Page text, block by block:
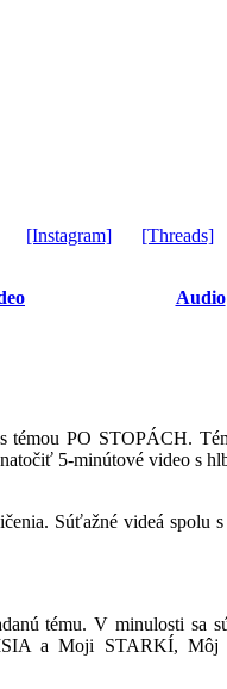
[Instagram] [Threads]
Audio
PO STOPÁCH.
5-minútové video s
Súťažné videá spolu
tému. V minulosti sa
a Moji STARKÍ, Môj